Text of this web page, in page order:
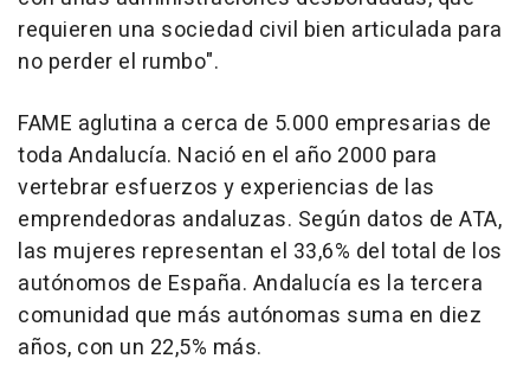
requieren una sociedad civil bien articulada para
no perder el rumbo".
FAME aglutina a cerca de 5.000 empresarias de
toda Andalucía. Nació en el año 2000 para
vertebrar esfuerzos y experiencias de las
emprendedoras andaluzas. Según datos de ATA,
las mujeres representan el 33,6% del total de los
autónomos de España. Andalucía es la tercera
comunidad que más autónomas suma en diez
años, con un 22,5% más.